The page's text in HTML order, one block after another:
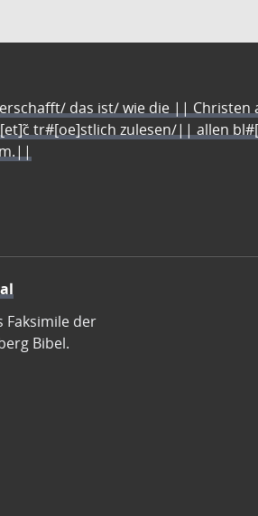
das ist/ wie die || Christen
tr#[oe]stlich zulesen/|| allen
Faksimile der
Bibel.